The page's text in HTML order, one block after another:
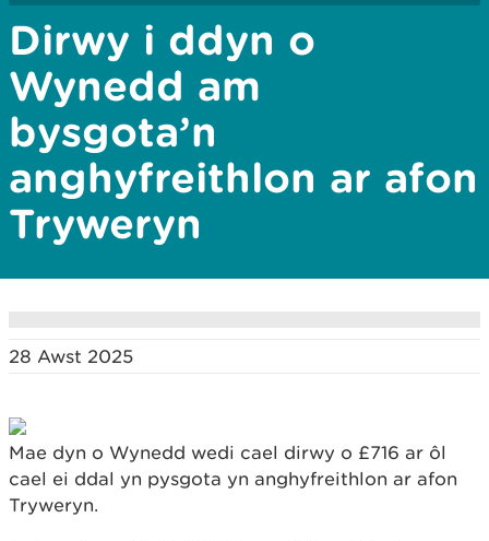
Dirwy i ddyn o
Wynedd am
bysgota’n
anghyfreithlon ar afon
Tryweryn
28 Awst 2025
Mae dyn o Wynedd wedi cael dirwy o £716 ar ôl
cael ei ddal yn pysgota yn anghyfreithlon ar afon
Tryweryn.